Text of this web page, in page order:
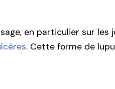
en particulier sur
. Cette forme de